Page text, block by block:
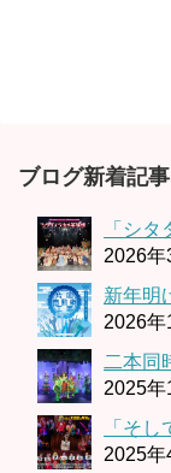
ブログ新着記事
「シ
2026年
新年明
2026年
二本同
2025年
「そ
2025年